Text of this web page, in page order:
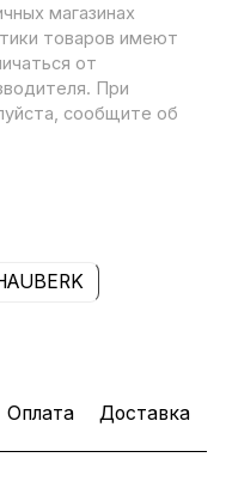
магазинах
товаров имеют
от
При
сообщите об
Оплата Доставка